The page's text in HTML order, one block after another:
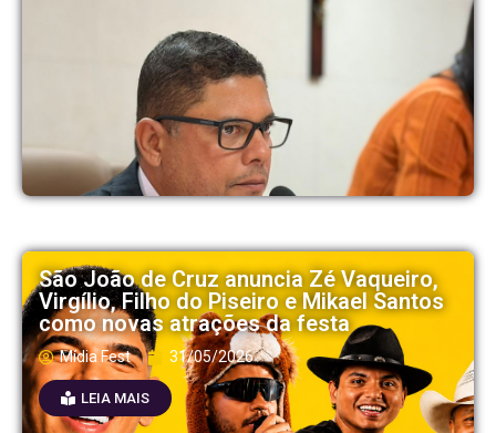
São João de Cruz anuncia Zé Vaqueiro,
Virgílio, Filho do Piseiro e Mikael Santos
como novas atrações da festa
Mídia Fest 31/05/2026
LEIA MAIS